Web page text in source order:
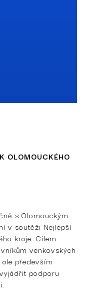
OLOMOUCKÉHO
s Olomouckým
v soutěži Nejlepší
kraje. Cílem
venkovských
především
podporu